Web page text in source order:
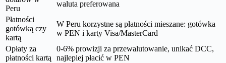
Peru
waluta preferowana
Płatności
gotówką czy
kartą
W Peru korzystne są płatności mieszane: gotówka
w PEN i karty Visa/MasterCard
Opłaty za
płatności kartą
0-6% prowizji za przewalutowanie, unikać DCC,
najlepiej płacić w PEN